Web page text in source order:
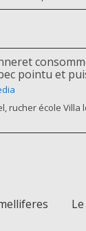
pointu et
rucher école Villa